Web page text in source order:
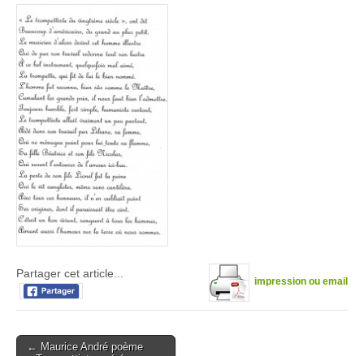
impression ou email
Partager cet article...
Post
← Maurice André poème